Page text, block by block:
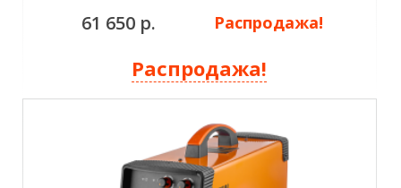
61 650 р. Распродажа!
Распродажа!